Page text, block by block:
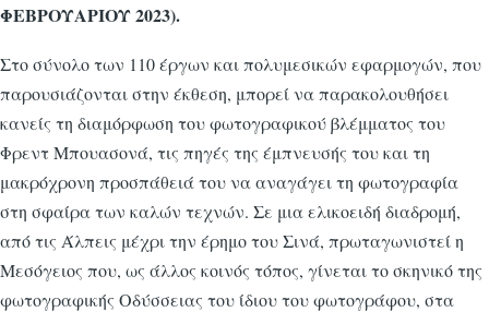
ΦΕΒΡΟΥΑΡΙΟΥ 2023).
Στο σύνολο των 110 έργων και πολυμεσικών εφαρμογών, που
παρουσιάζονται στην έκθεση, μπορεί να παρακολουθήσει
κανείς τη διαμόρφωση του φωτογραφικού βλέμματος του
Φρεντ Μπουασονά, τις πηγές της έμπνευσής του και τη
μακρόχρονη προσπάθειά του να αναγάγει τη φωτογραφία
στη σφαίρα των καλών τεχνών. Σε μια ελικοειδή διαδρομή,
από τις Άλπεις μέχρι την έρημο του Σινά, πρωταγωνιστεί η
Μεσόγειος που, ως άλλος κοινός τόπος, γίνεται το σκηνικό της
φωτογραφικής Οδύσσειας του ίδιου του φωτογράφου, στα